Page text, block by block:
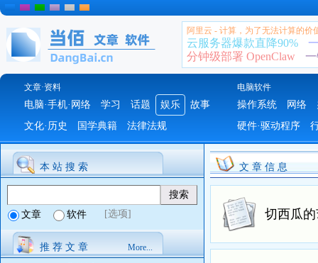
阿里云 - 计算，为了无法计算的价
云服务器爆款直降90%
分钟级部署 OpenClaw
文章·资料 电脑软件
电脑·手机·网络 学习 话题 娱乐
故事
文化·历史
国学典籍 法律法规
操作系统 网络
硬件·驱动程序
本 站 搜 索
文章 软件 [选项]
推 荐 文 章 More...
文 章 信 息
切西瓜